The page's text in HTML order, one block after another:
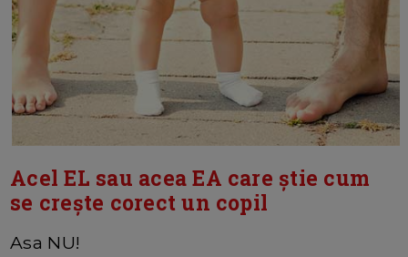
Acel EL sau acea EA care știe cum
se crește corect un copil
Asa NU!